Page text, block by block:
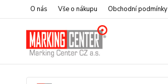
O nás Vše o nákupu Obchodní podmínky